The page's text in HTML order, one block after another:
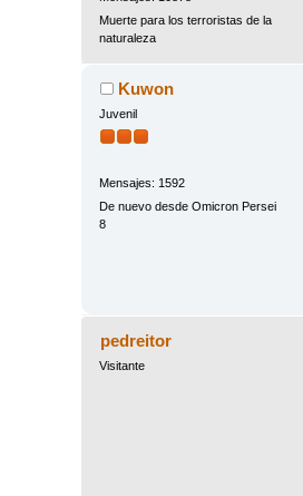
Muerte para los terroristas de la
naturaleza
Kuwon
Juvenil
Mensajes: 1592
De nuevo desde Omicron Persei
8
pedreitor
Visitante